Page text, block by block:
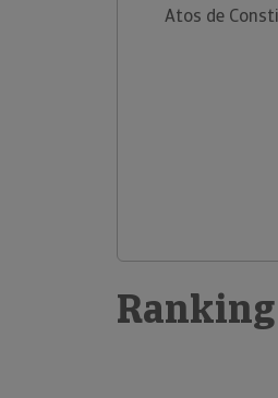
Atos de